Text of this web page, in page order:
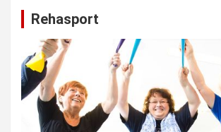
Rehasport